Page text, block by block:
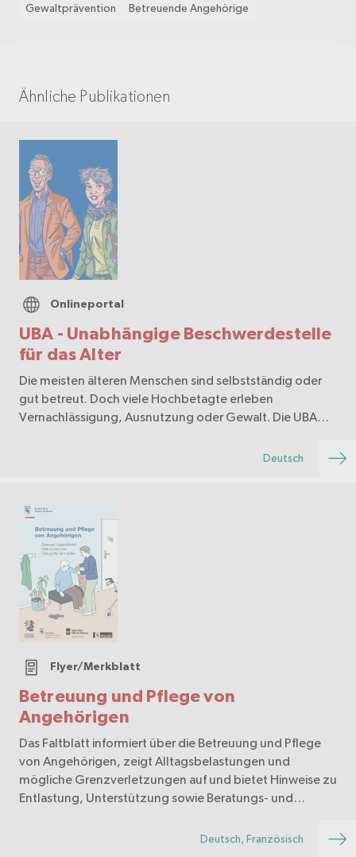
Gewaltprävention Betreuende Angehörige
Ähnliche Publikationen
UBA - Unabhängige Beschwerdestelle
für das Alter
Onlineportal
Die meisten älteren Menschen sind selbstständig oder
gut betreut. Doch viele Hochbetagte erleben
Vernachlässigung, Ausnutzung oder Gewalt. Die UBA
Fachpersonen, die bei Konflikten in Pflege, Betreuung,
Deutsch
Betreuung und Pflege von
Angehörigen
Flyer/Merkblatt
Das Faltblatt informiert über die Betreuung und Pflege
von Angehörigen, zeigt Alltagsbelastungen und
mögliche Grenzverletzungen auf und bietet Hinweise zu
Entlastung, Unterstützung sowie Beratungs- und
Deutsch, Französisch